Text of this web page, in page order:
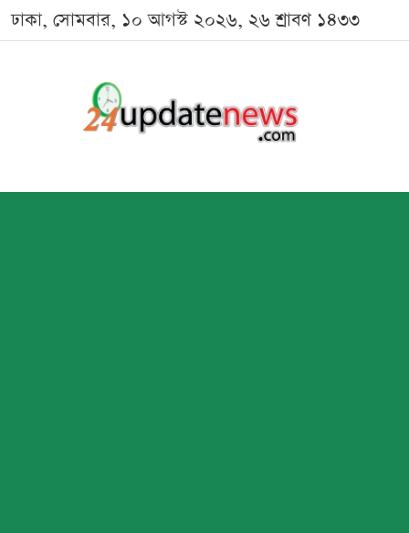
ঢাকা, সোমবার, ১০ আগস্ট ২০২৬, ২৬ শ্রাবণ ১৪৩৩